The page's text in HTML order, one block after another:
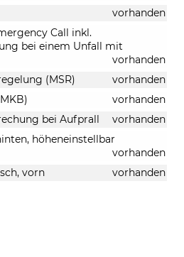
vorhanden
Call inkl.
bei einem Unfall mit
vorhanden
(MSR)
vorhanden
vorhanden
bei Aufprall
vorhanden
höheneinstellbar
vorhanden
vorn
vorhanden